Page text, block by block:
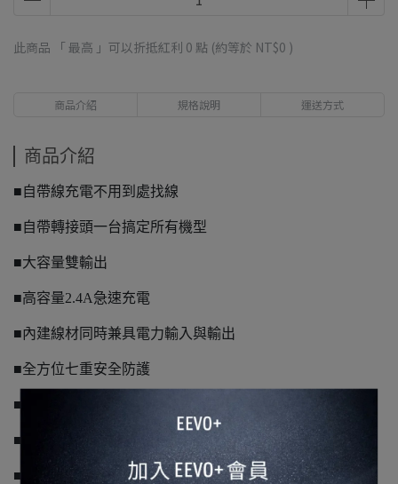
此商品 「 最高 」可以折抵紅利 0 點 (約等於 NT$0 )
商品介紹 規格說明 運送方式
商品介紹
■自帶線充電不用到處找線
■自帶轉接頭一台搞定所有機型
■大容量雙輸出
■高容量2.4A急速充電
■內建線材同時兼具電力輸入與輸出
■全方位七重安全防護
■AI智慧節能電源管理IC
■搖一搖就可知道電力
■採用蘋果手機電池製造力神電芯